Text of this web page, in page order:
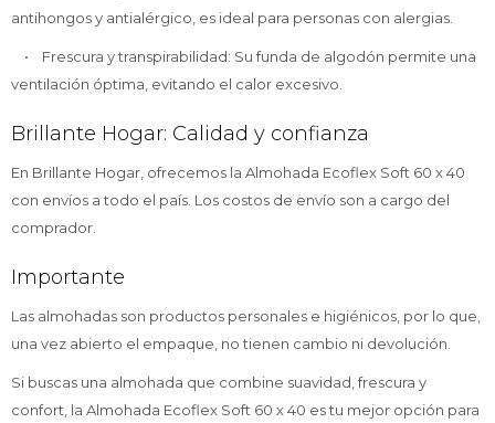
antihongos y antialérgico, es ideal para personas con alergias.
• Frescura y transpirabilidad: Su funda de algodón permite una
ventilación óptima, evitando el calor excesivo.
Brillante Hogar: Calidad y confianza
En Brillante Hogar, ofrecemos la Almohada Ecoflex Soft 60 x 40
con envíos a todo el país. Los costos de envío son a cargo del
comprador.
Importante
Las almohadas son productos personales e higiénicos, por lo que,
una vez abierto el empaque, no tienen cambio ni devolución.
Si buscas una almohada que combine suavidad, frescura y
confort, la Almohada Ecoflex Soft 60 x 40 es tu mejor opción para